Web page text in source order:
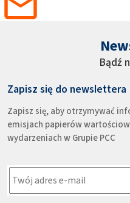
Bądź
Zapisz się do newslettera
Zapisz się, aby otrzymywać
emisjach papierów
wydarzeniach w Grupie PCC